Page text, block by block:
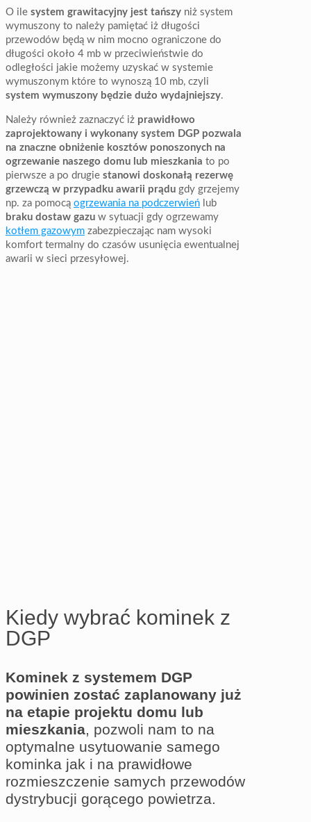
O ile system grawitacyjny jest tańszy niż system
wymuszony to należy pamiętać iż długości
przewodów będą w nim mocno ograniczone do
długości około 4 mb w przeciwieństwie do
odległości jakie możemy uzyskać w systemie
wymuszonym które to wynoszą 10 mb, czyli
system wymuszony będzie dużo wydajniejszy.
Należy również zaznaczyć iż prawidłowo
zaprojektowany i wykonany system DGP pozwala
na znaczne obniżenie kosztów ponoszonych na
ogrzewanie naszego domu lub mieszkania to po
pierwsze a po drugie stanowi doskonałą rezerwę
grzewczą w przypadku awarii prądu gdy grzejemy
np. za pomocą ogrzewania na podczerwień lub
braku dostaw gazu w sytuacji gdy ogrzewamy
kotłem gazowym zabezpieczając nam wysoki
komfort termalny do czasów usunięcia ewentualnej
awarii w sieci przesyłowej.
Kiedy wybrać kominek z
DGP
Kominek z systemem DGP
powinien zostać zaplanowany już
na etapie projektu domu lub
mieszkania, pozwoli nam to na
optymalne usytuowanie samego
kominka jak i na prawidłowe
rozmieszczenie samych przewodów
dystrybucji gorącego powietrza.